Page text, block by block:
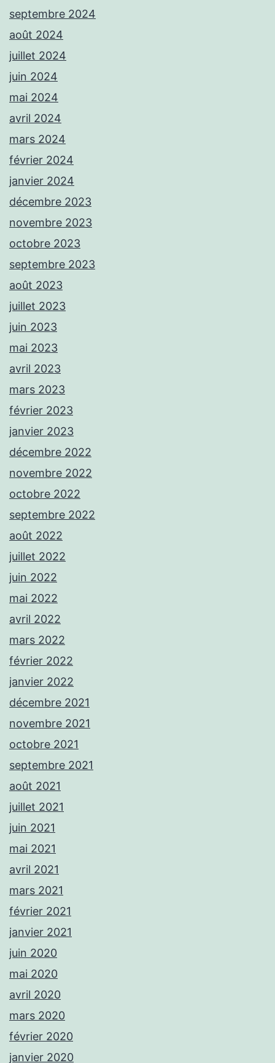
septembre 2024
août 2024
juillet 2024
juin 2024
mai 2024
avril 2024
mars 2024
février 2024
janvier 2024
décembre 2023
novembre 2023
octobre 2023
septembre 2023
août 2023
juillet 2023
juin 2023
mai 2023
avril 2023
mars 2023
février 2023
janvier 2023
décembre 2022
novembre 2022
octobre 2022
septembre 2022
août 2022
juillet 2022
juin 2022
mai 2022
avril 2022
mars 2022
février 2022
janvier 2022
décembre 2021
novembre 2021
octobre 2021
septembre 2021
août 2021
juillet 2021
juin 2021
mai 2021
avril 2021
mars 2021
février 2021
janvier 2021
juin 2020
mai 2020
avril 2020
mars 2020
février 2020
janvier 2020